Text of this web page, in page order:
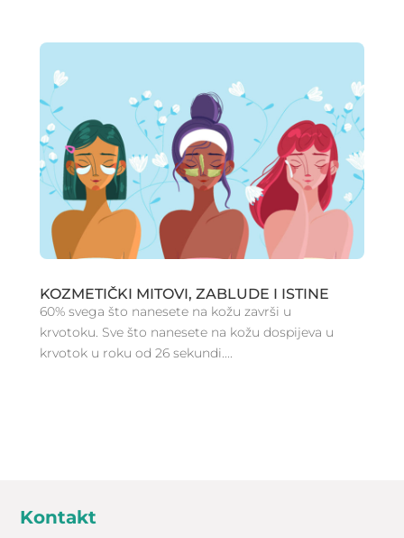
KOZMETIČKI MITOVI, ZABLUDE I ISTINE
60% svega što nanesete na kožu završi u
krvotoku. Sve što nanesete na kožu dospijeva u
krvotok u roku od 26 sekundi....
Kontakt